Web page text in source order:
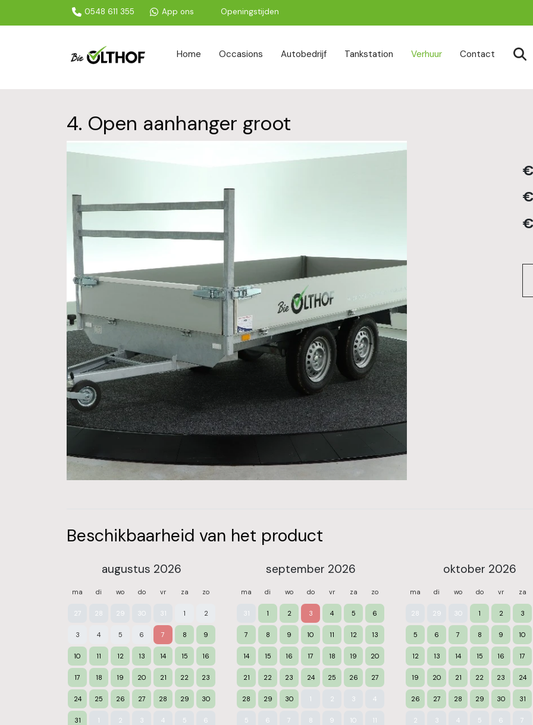
Home Occasions Autobedrijf Tankstation Verhuur Contact
0548 611 355 App ons Openingstijden
4. Open aanhanger groot
€
€
€
Beschikbaarheid van het product
augustus 2026
ma di wo do vr za zo
27 28 29 30 31 1 2
3 4 5 6 7 8 9
10 11 12 13 14 15 16
17 18 19 20 21 22 23
24 25 26 27 28 29 30
31 1 2 3 4 5 6
september 2026
ma di wo do vr za zo
31 1 2 3 4 5 6
7 8 9 10 11 12 13
14 15 16 17 18 19 20
21 22 23 24 25 26 27
28 29 30 1 2 3 4
5 6 7 8 9 10 11
oktober 2026
ma di wo do vr za
28 29 30 1 2 3
5 6 7 8 9 10
12 13 14 15 16 17
19 20 21 22 23 24
26 27 28 29 30 31
2 3 4 5 6 7